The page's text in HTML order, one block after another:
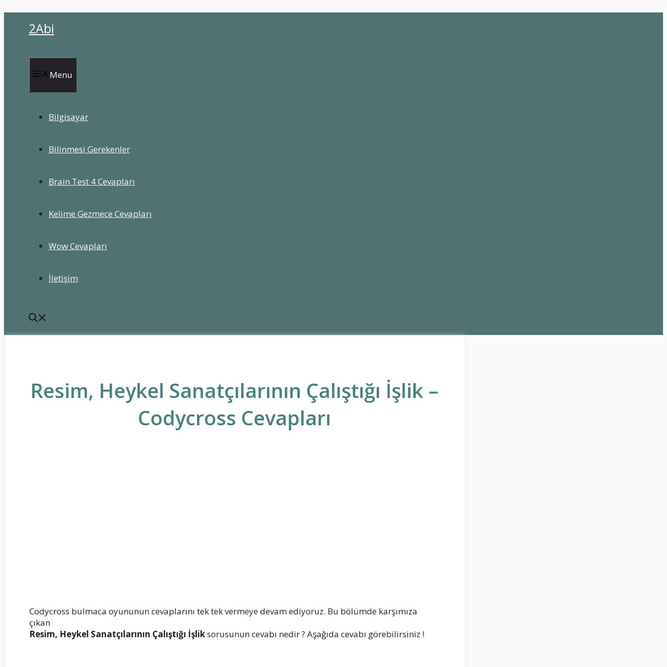
2Abi
Menu
Bilgisayar
Bilinmesi Gerekenler
Brain Test 4 Cevapları
Kelime Gezmece Cevapları
Wow Cevapları
İletişim
Resim, Heykel Sanatçılarının Çalıştığı İşlik –
Codycross Cevapları
Codycross bulmaca oyununun cevaplarını tek tek vermeye devam ediyoruz. Bu bölümde karşımıza
çıkan
Resim, Heykel Sanatçılarının Çalıştığı İşliksorusunun cevabı nedir ? Aşağıda cevabı görebilirsiniz !